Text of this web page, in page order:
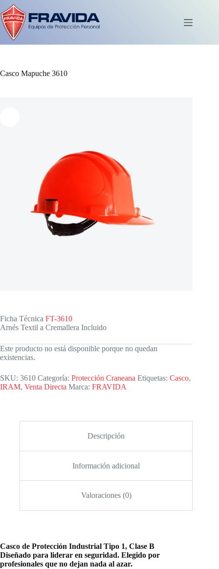
Saltar
al
contenido
Carro
compra
Casco Mapuche 3610
Ficha Técnica FT-3610
Arnés Textil a Cremallera Incluido
Este producto no está disponible porque no quedan
existencias.
SKU: 3610 Categoría: Protección Craneana Etiquetas: Casco,
IRAM, Venta Directa Marca: FRAVIDA
Descripción
Información adicional
Valoraciones (0)
Casco de Protección Industrial Tipo 1, Clase B
Diseñado para liderar en seguridad. Elegido por
profesionales que no dejan nada al azar.